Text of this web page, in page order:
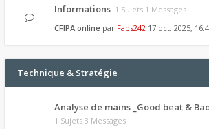
Informations 1 Sujets 1 Messages
CFIPA online par Fabs242 17 oct. 2025,
Technique & Stratégie
Analyse de mains _Good beat &
1 Sujets 3 Messages